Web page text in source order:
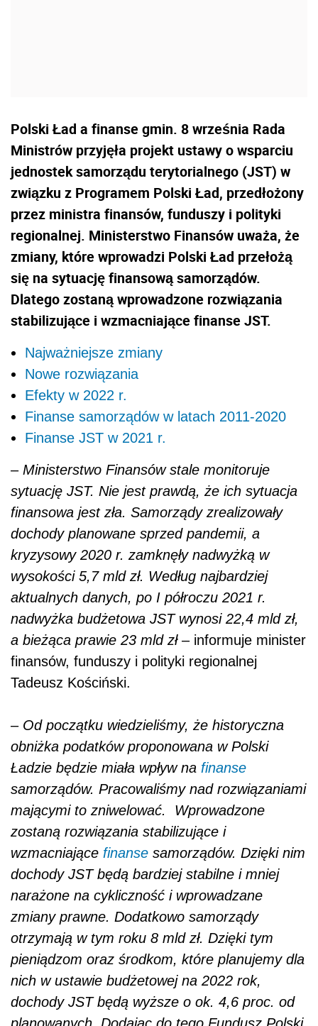
Polski Ład a finanse gmin. 8 września Rada
Ministrów przyjęła projekt ustawy o wsparciu
jednostek samorządu terytorialnego (JST) w
związku z Programem Polski Ład, przedłożony
przez ministra finansów, funduszy i polityki
regionalnej. Ministerstwo Finansów uważa, że
zmiany, które wprowadzi Polski Ład przełożą
się na sytuację finansową samorządów.
Dlatego zostaną wprowadzone rozwiązania
stabilizujące i wzmacniające finanse JST.
Najważniejsze zmiany
Nowe rozwiązania
Efekty w 2022 r.
Finanse samorządów w latach 2011-2020
Finanse JST w 2021 r.
– Ministerstwo Finansów stale monitoruje
sytuację JST. Nie jest prawdą, że ich sytuacja
finansowa jest zła. Samorządy zrealizowały
dochody planowane sprzed pandemii, a
kryzysowy 2020 r. zamknęły nadwyżką w
wysokości 5,7 mld zł. Według najbardziej
aktualnych danych, po I półroczu 2021 r.
nadwyżka budżetowa JST wynosi 22,4 mld zł,
a bieżąca prawie 23 mld zł – informuje minister
finansów, funduszy i polityki regionalnej
Tadeusz Kościński.
– Od początku wiedzieliśmy, że historyczna
obniżka podatków proponowana w Polski
Ładzie będzie miała wpływ na finanse
samorządów. Pracowaliśmy nad rozwiązaniami
mającymi to zniwelować. Wprowadzone
zostaną rozwiązania stabilizujące i
wzmacniające finanse samorządów. Dzięki nim
dochody JST będą bardziej stabilne i mniej
narażone na cykliczność i wprowadzane
zmiany prawne. Dodatkowo samorządy
otrzymają w tym roku 8 mld zł. Dzięki tym
pieniądzom oraz środkom, które planujemy dla
nich w ustawie budżetowej na 2022 rok,
dochody JST będą wyższe o ok. 4,6 proc. od